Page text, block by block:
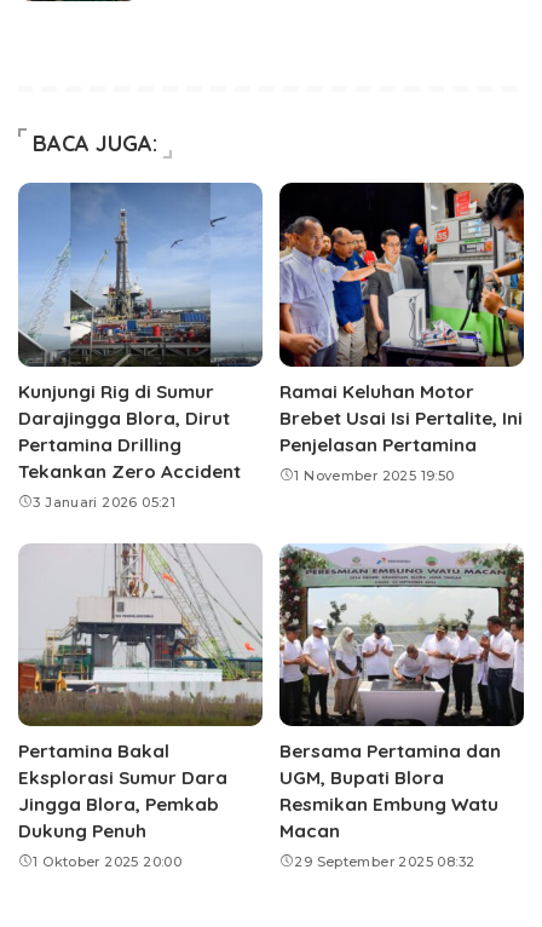
BACA JUGA:
Kunjungi Rig di Sumur
Darajingga Blora, Dirut
Pertamina Drilling
Tekankan Zero Accident
3 Januari 2026 05:21
Ramai Keluhan Motor
Brebet Usai Isi Pertalite, Ini
Penjelasan Pertamina
1 November 2025 19:50
Pertamina Bakal
Eksplorasi Sumur Dara
Jingga Blora, Pemkab
Dukung Penuh
1 Oktober 2025 20:00
Bersama Pertamina dan
UGM, Bupati Blora
Resmikan Embung Watu
Macan
29 September 2025 08:32